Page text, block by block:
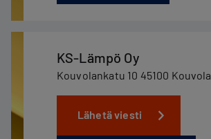
KS-Lämpö Oy
Kouvolankatu 10 45100 Kouvola
Lähetä viesti